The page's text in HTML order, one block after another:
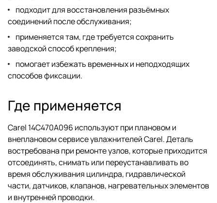
подходит для восстановления разъёмных
соединений после обслуживания;
применяется там, где требуется сохранить
заводской способ крепления;
помогает избежать временных и неподходящих
способов фиксации.
Где применяется
Carel 14C470A096 используют при плановом и
внеплановом сервисе увлажнителей Carel. Деталь
востребована при ремонте узлов, которые приходится
отсоединять, снимать или переустанавливать во
время обслуживания цилиндра, гидравлической
части, датчиков, клапанов, нагревательных элементов
и внутренней проводки.